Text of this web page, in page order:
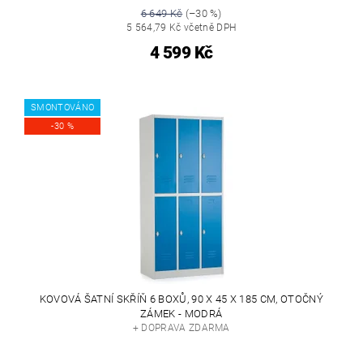
6 649 Kč(–30 %)
5 564,79 Kč včetně DPH
4 599 Kč
SMONTOVÁNO
-30 %
KOVOVÁ ŠATNÍ SKŘÍŇ 6 BOXŮ, 90 X 45 X 185 CM, OTOČNÝ
ZÁMEK - MODRÁ
+ DOPRAVA ZDARMA